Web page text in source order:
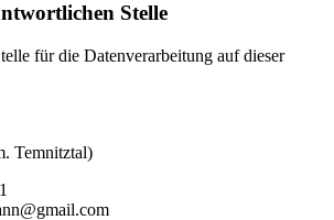
Stelle
für die Datenverarbeitung auf dieser
Temnitztal)